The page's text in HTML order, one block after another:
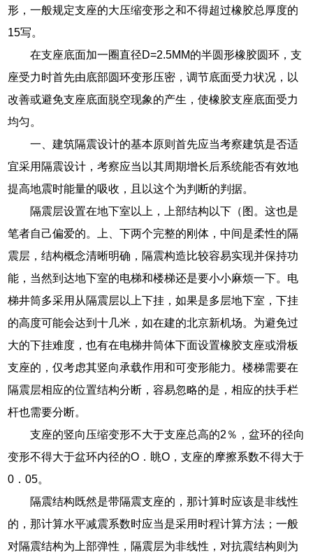
形，一般规定支座的大压缩变形之和不得超过橡胶总厚度的
15写。
在支座底面加一圈直径D=2.5MM的半圆形橡胶圆环，支
座受力时首先由底部圆环变形压密，调节底面受力状况，以
改善或避免支座底面脱空现象的产生，使橡胶支座底面受力
均匀。
一、建筑隔震设计的基本原则首先应当考察建筑是否适
宜采用隔震设计，考察应当以其周期增长后系统能否有效地
提高地震时能量的吸收，且以这个为判断的判据。
隔震层设置在地下室以上，上部结构以下（图。这也是
笔者自己偏爱的。上、下两个完整的刚体，中间是柔性的隔
震层，结构概念清晰明确，隔震构造比较容易实现并保持功
能，当然到达地下室的电梯和楼梯还是要小小麻烦一下。电
梯井筒多采用从隔震层以上下挂，如果是多层地下室，下挂
的高度可能会达到十几米，如在建的北京新机场。为避免过
大的下挂难度，也有在电梯井筒体下面设置橡胶支座或滑板
支座的，仅考虑其竖向承载作用和可变形能力。楼梯需要在
隔震层相应的位置结构分断，容易忽略的是，相应的扶手栏
杆也需要分断。
支座的竖向压缩变形不大于支座总高的2％，盆环的径向
变形不得大于盆环内径的O．眺O，支座的摩擦系数不得大于
0．05。
隔震结构既然是带隔震支座的，那计算时应该是非线性
的，那计算水平减震系数时应当是采用时程计算方法；一般
对隔震结构为上部弹性，隔震层为非线性，对抗震结构则为